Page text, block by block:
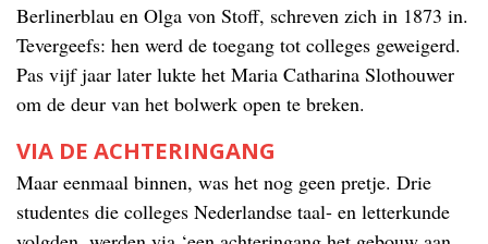
Berlinerblau en Olga von Stoff, schreven zich in 1873 in.
Tevergeefs: hen werd de toegang tot colleges geweigerd.
Pas vijf jaar later lukte het Maria Catharina Slothouwer
om de deur van het bolwerk open te breken.
VIA DE ACHTERINGANG
Maar eenmaal binnen, was het nog geen pretje. Drie
studentes die colleges Nederlandse taal- en letterkunde